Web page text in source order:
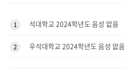
1 석대학교 2024학년도 음성 없음
2 우석대학교 2024학년도 음성 없음